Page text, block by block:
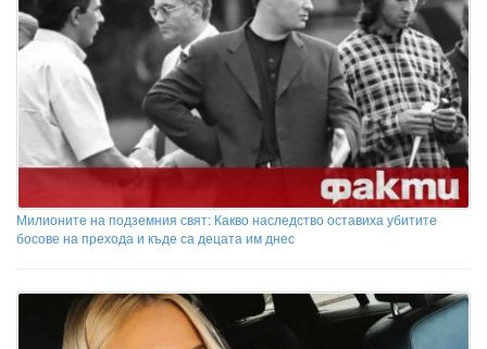
Милионите на подземния свят: Какво наследство оставиха убитите
босове на прехода и къде са децата им днес